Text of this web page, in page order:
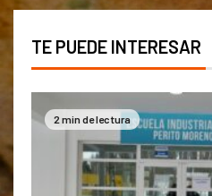
TE PUEDE INTERESAR
2 min de lectura